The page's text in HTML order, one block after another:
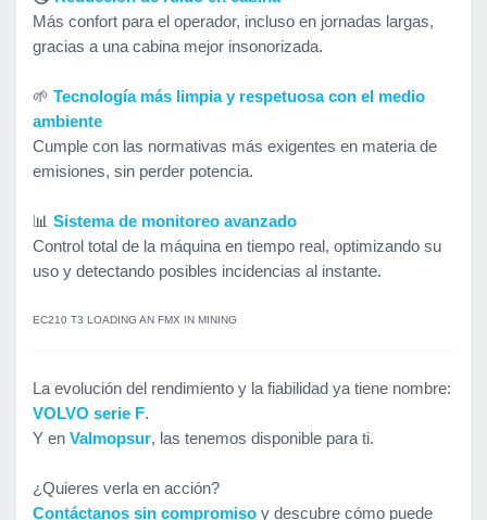
Más confort para el operador, incluso en jornadas largas,
gracias a una cabina mejor insonorizada.
🌱 Tecnología más limpia y respetuosa con el medio
ambiente
Cumple con las normativas más exigentes en materia de
emisiones, sin perder potencia.
📊 Sistema de monitoreo avanzado
Control total de la máquina en tiempo real, optimizando su
uso y detectando posibles incidencias al instante.
EC210 T3 LOADING AN FMX IN MINING
La evolución del rendimiento y la fiabilidad ya tiene nombre:
VOLVO serie F.
Y en Valmopsur, las tenemos disponible para ti.
¿Quieres verla en acción?
Contáctanos sin compromiso y descubre cómo puede